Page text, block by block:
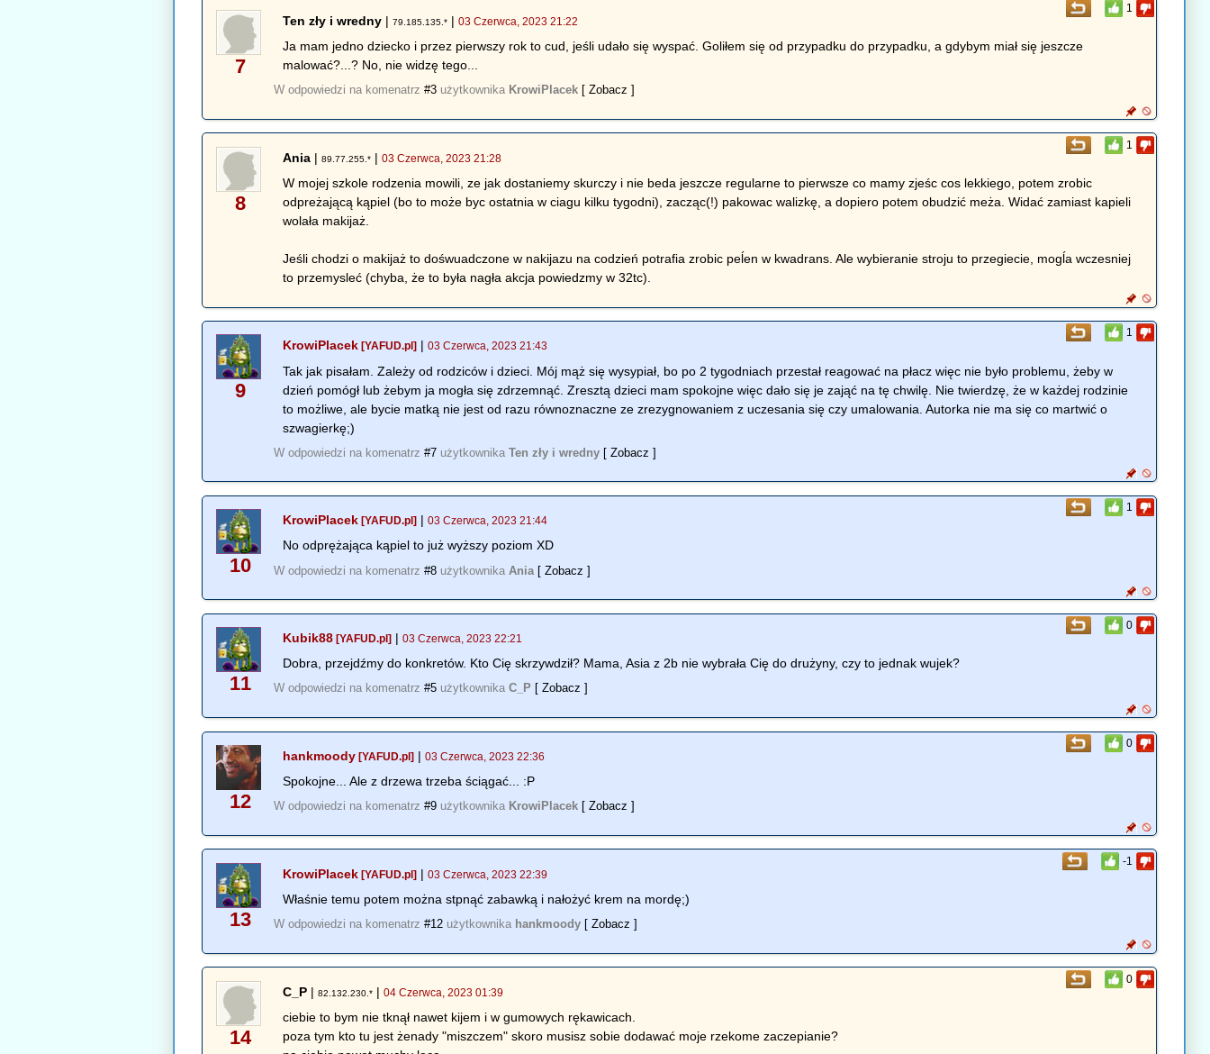
1
7
Ten zły i wredny |79.185.135.* |03 Czerwca, 2023 21:22
Ja mam jedno dziecko i przez pierwszy rok to cud, jeśli udało się wyspać. Goliłem się od przypadku do przypadku, a gdybym miał się jeszcze
malować?...? No, nie widzę tego...
W odpowiedzi na komenatrz#3 użytkownika KrowiPlacek [ Zobacz ]
1
8
Ania |89.77.255.* |03 Czerwca, 2023 21:28
W mojej szkole rodzenia mowili, ze jak dostaniemy skurczy i nie beda jeszcze regularne to pierwsze co mamy zjeśc cos lekkiego, potem zrobic
odpreżającą kąpiel (bo to może byc ostatnia w ciagu kilku tygodni), zacząc(!) pakowac walizkę, a dopiero potem obudzić meża. Widać zamiast kapieli
wolała makijaż.
Jeśli chodzi o makijaż to dośwuadczone w nakijazu na codzień potrafia zrobic peĺen w kwadrans. Ale wybieranie stroju to przegiecie, mogĺa wczesniej
to przemysleć (chyba, że to była nagła akcja powiedzmy w 32tc).
1
9
KrowiPlacek [YAFUD.pl] |03 Czerwca, 2023 21:43
Tak jak pisałam. Zależy od rodziców i dzieci. Mój mąż się wysypiał, bo po 2 tygodniach przestał reagować na płacz więc nie było problemu, żeby w
dzień pomógł lub żebym ja mogła się zdrzemnąć. Zresztą dzieci mam spokojne więc dało się je zająć na tę chwilę. Nie twierdzę, że w każdej rodzinie
to możliwe, ale bycie matką nie jest od razu równoznaczne ze zrezygnowaniem z uczesania się czy umalowania. Autorka nie ma się co martwić o
szwagierkę;)
W odpowiedzi na komenatrz#7 użytkownikaTen zły i wredny [ Zobacz ]
1
10
KrowiPlacek [YAFUD.pl] |03 Czerwca, 2023 21:44
No odprężająca kąpiel to już wyższy poziom XD
W odpowiedzi na komenatrz#8 użytkownika Ania [ Zobacz ]
0
11
Kubik88 [YAFUD.pl] |03 Czerwca, 2023 22:21
Dobra, przejdźmy do konkretów. Kto Cię skrzywdził? Mama, Asia z 2b nie wybrała Cię do drużyny, czy to jednak wujek?
W odpowiedzi na komenatrz#5 użytkownikaC_P [ Zobacz ]
0
12
hankmoody [YAFUD.pl] |03 Czerwca, 2023 22:36
Spokojne... Ale z drzewa trzeba ściągać... :P
W odpowiedzi na komenatrz#9 użytkownika KrowiPlacek [ Zobacz ]
-1
13
KrowiPlacek [YAFUD.pl] |03 Czerwca, 2023 22:39
Właśnie temu potem można stpnąć zabawką i nałożyć krem na mordę;)
W odpowiedzi na komenatrz#12 użytkownika hankmoody [ Zobacz ]
0
14
C_P |82.132.230.* |04 Czerwca, 2023 01:39
ciebie to bym nie tknął nawet kijem i w gumowych rękawicach.
poza tym kto tu jest żenady "miszczem" skoro musisz sobie dodawać moje rzekome zaczepianie?